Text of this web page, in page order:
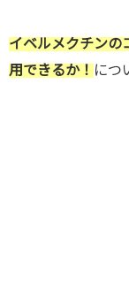
イベルメクチンの
用できるか！ につ